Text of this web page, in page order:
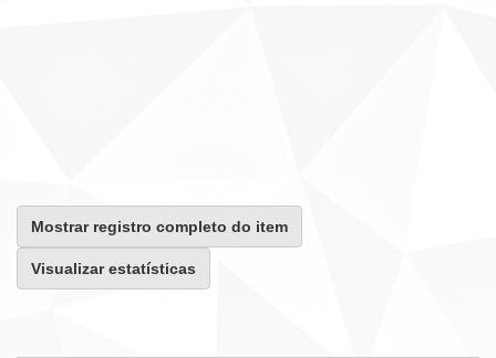
Mostrar registro completo do item
Visualizar estatísticas